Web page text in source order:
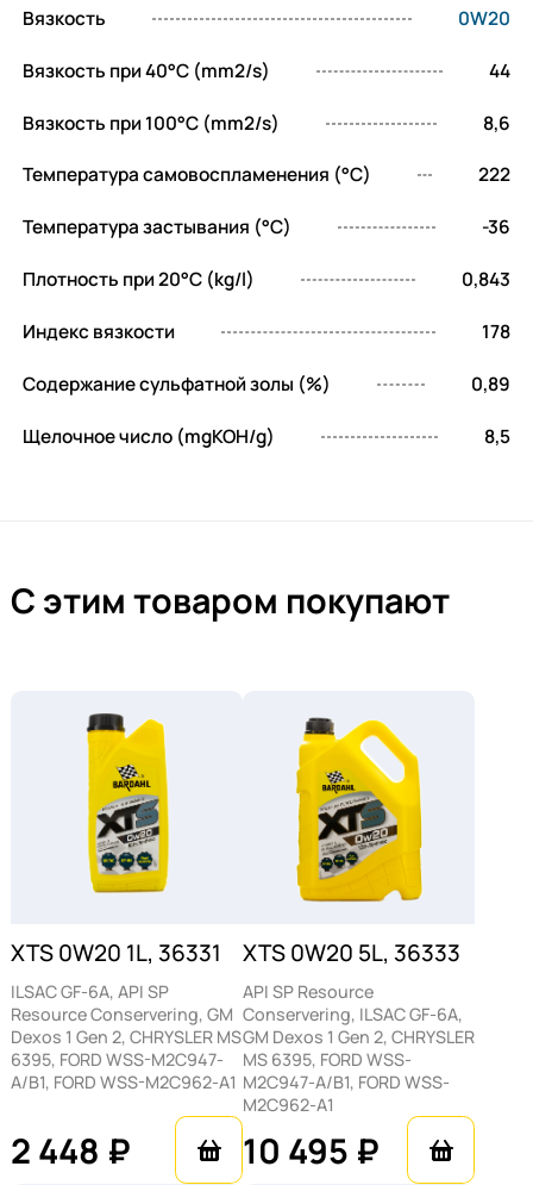
эффективность двигателя и приводить к его
преждевременному износу. Таким образом,
поддерживается чистота силового
агрегата, что позволяет ему работать на
срок службы.
Защита от износа и
увеличение ресурса
мотора
комплекс присадок BARDAHL XTS 0W20
гарантирует долгий срок службы двигателя
и его безупречную работу.
и экономия
горючего
BARDAHL XTS 0W20 обладает низкой
вязкостью, что способствует снижению
трения внутри двигателя. Это, в свою
очередь, позволяет сократить расход
топлива и уменьшить выбросы вредных
веществ в атмосферу, делая эксплуатацию
автомобиля более экологичной.
Достоинства
BARDAHL XTS 0W20
Вязкость 0W20
Вязкость при 40°C (mm2/s) 44
Вязкость при 100°C (mm2/s) 8,6
Температура самовоспламенения (°C) 222
Температура застывания (°C) -36
Плотность при 20°C (kg/l) 0,843
Индекс вязкости 178
Содержание сульфатной золы (%) 0,89
Щелочное число (mgKOH/g) 8,5
С этим товаром покупают
XTS 0W20 1L, 36331
ILSAC GF-6A, API SP
Resource Conservering, GM
Dexos 1 Gen 2, CHRYSLER MS
6395, FORD WSS-M2C947-
A/B1, FORD WSS-M2C962-A1
2 448 ₽
XTS 0W20 5L, 36333
API SP Resource
Conservering, ILSAC GF-6A,
GM Dexos 1 Gen 2, CHRYSLER
MS 6395, FORD WSS-
M2C947-A/B1, FORD WSS-
M2C962-A1
10 495 ₽